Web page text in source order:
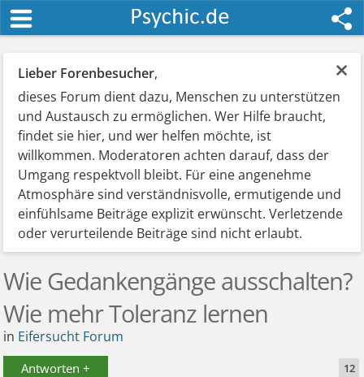
×
Lieber Forenbesucher,
dieses Forum dient dazu, Menschen zu unterstützen
und Austausch zu ermöglichen. Wer Hilfe braucht,
findet sie hier, und wer helfen möchte, ist
willkommen. Moderatoren achten darauf, dass der
Umgang respektvoll bleibt. Für eine angenehme
Atmosphäre sind verständnisvolle, ermutigende und
einfühlsame Beiträge explizit erwünscht. Verletzende
oder verurteilende Beiträge sind nicht erlaubt.
Wie Gedankengänge ausschalten?
Wie mehr Toleranz lernen
in Eifersucht Forum
Antworten + 12